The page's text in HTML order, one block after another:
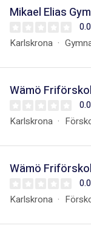
Mikael Elias
0.0
Karlskrona
Wämö
0.0
Karlskrona
Wämö
0.0
Karlskrona